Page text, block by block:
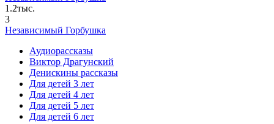
1.2тыс.
3
Независимый Горбушка
Аудиорассказы
Виктор Драгунский
Денискины рассказы
Для детей 3 лет
Для детей 4 лет
Для детей 5 лет
Для детей 6 лет